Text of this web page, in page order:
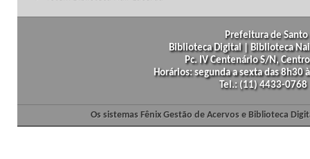
Prefeitura de
Biblioteca Digital | Biblioteca
Pc. IV Centenário S/N,
Horários: segunda a sexta das
Tel.: (11) 4433-
Os sistemas Fênix Gestão de Acervos e Biblioteca